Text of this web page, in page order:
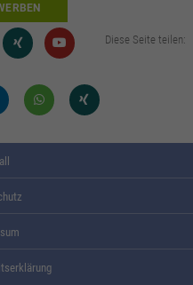
Diese Seite teilen:
WhatsappXing